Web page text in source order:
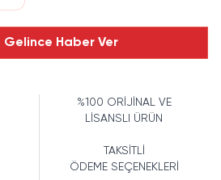
Haber Ver
%100 ORİJİNAL VE
LİSANSLI ÜRÜN
TAKSİTLİ
ÖDEME SEÇENEKLERİ